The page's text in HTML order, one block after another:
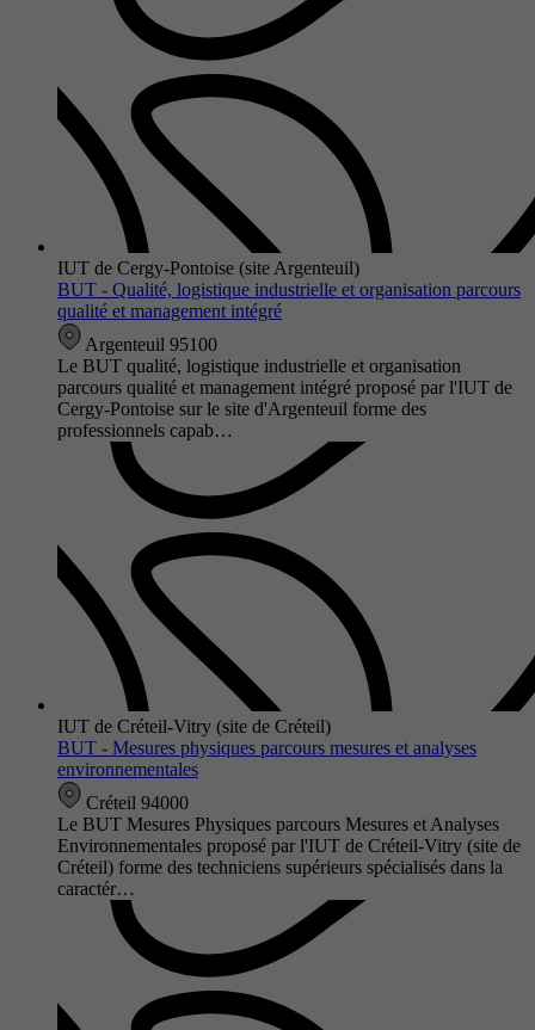
IUT de Cergy-Pontoise (site Argenteuil)
BUT - Qualité, logistique industrielle et organisation parcours
qualité et management intégré
Argenteuil 95100
Le BUT qualité, logistique industrielle et organisation
parcours qualité et management intégré proposé par l'IUT de
Cergy-Pontoise sur le site d'Argenteuil forme des
professionnels capab…
IUT de Créteil-Vitry (site de Créteil)
BUT - Mesures physiques parcours mesures et analyses
environnementales
Créteil 94000
Le BUT Mesures Physiques parcours Mesures et Analyses
Environnementales proposé par l'IUT de Créteil-Vitry (site de
Créteil) forme des techniciens supérieurs spécialisés dans la
caractér…